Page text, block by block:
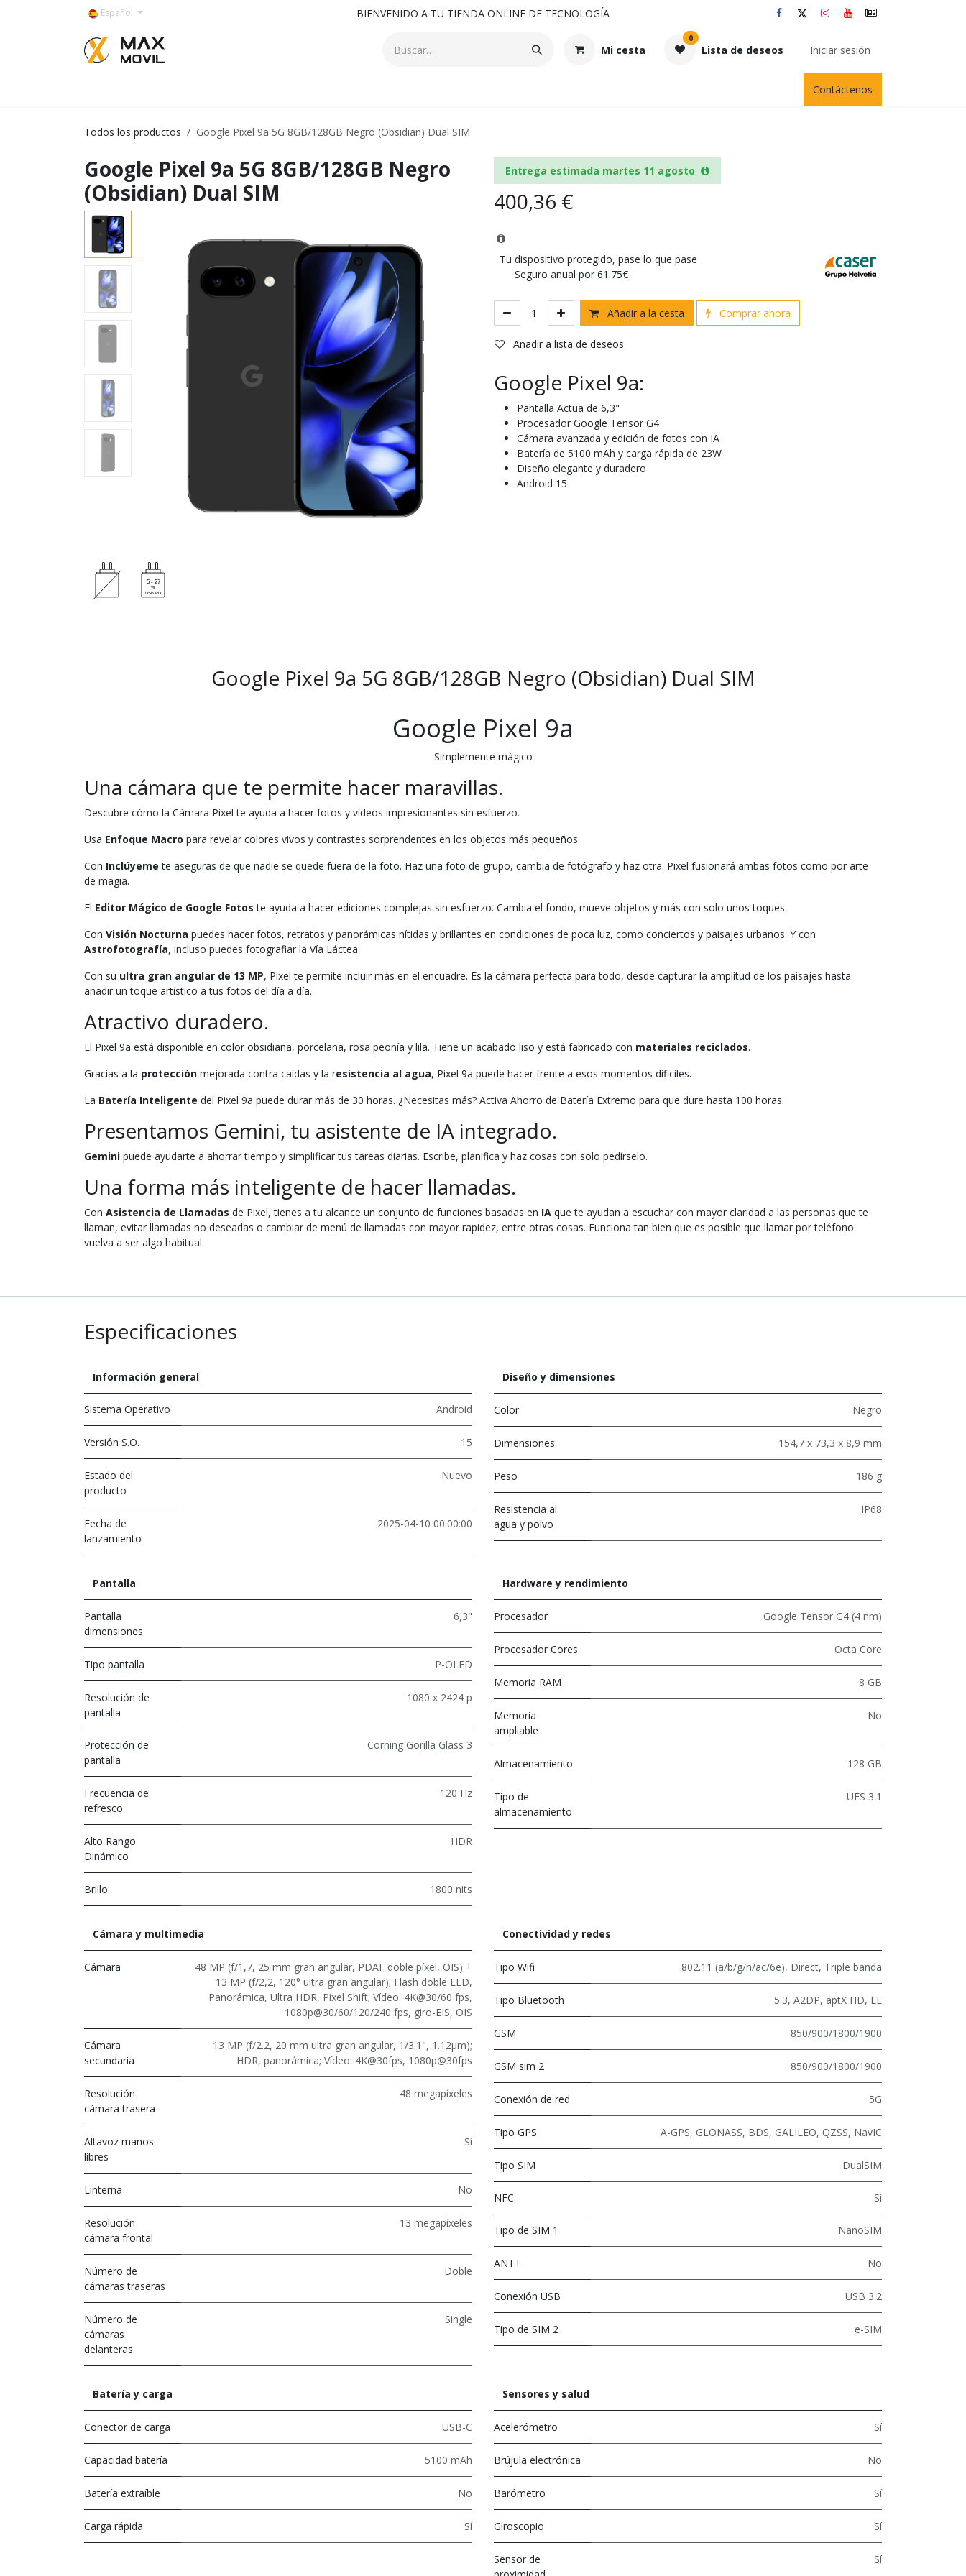
Español BIENVENIDO A TU TIENDA ONLINE DE TECNOLOGÍA
Mi cesta
0
Lista de deseos Iniciar sesión
Contáctenos
Todos los productos Google Pixel 9a 5G 8GB/128GB Negro (Obsidian) Dual SIM
Google Pixel 9a 5G 8GB/128GB Negro
(Obsidian) Dual SIM
Entrega estimada martes 11 agosto
400,36 €
Tu dispositivo protegido, pase lo que pase
Seguro anual por 61.75€
Añadir a la cesta Comprar ahora
Añadir a lista de deseos
Google Pixel 9a:
Pantalla Actua de 6,3"
Procesador Google Tensor G4
Cámara avanzada y edición de fotos con IA
Batería de 5100 mAh y carga rápida de 23W
Diseño elegante y duradero
Android 15
Google Pixel 9a 5G 8GB/128GB Negro (Obsidian) Dual SIM
Google Pixel 9a
Simplemente mágico
Una cámara que te permite hacer maravillas.
Descubre cómo la Cámara Pixel te ayuda a hacer fotos y vídeos impresionantes sin esfuerzo.
Usa Enfoque Macro para revelar colores vivos y contrastes sorprendentes en los objetos más pequeños
Con Inclúyeme te aseguras de que nadie se quede fuera de la foto. Haz una foto de grupo, cambia de fotógrafo y haz otra. Pixel fusionará ambas fotos como por arte
de magia.
El Editor Mágico de Google Fotos te ayuda a hacer ediciones complejas sin esfuerzo. Cambia el fondo, mueve objetos y más con solo unos toques.
Con Visión Nocturna puedes hacer fotos, retratos y panorámicas nítidas y brillantes en condiciones de poca luz, como conciertos y paisajes urbanos. Y con
Astrofotografía, incluso puedes fotografiar la Vía Láctea.
Con su ultra gran angular de 13 MP, Pixel te permite incluir más en el encuadre. Es la cámara perfecta para todo, desde capturar la amplitud de los paisajes hasta
añadir un toque artístico a tus fotos del día a día.
Atractivo duradero.
El Pixel 9a está disponible en color obsidiana, porcelana, rosa peonía y lila. Tiene un acabado liso y está fabricado con materiales reciclados.
Gracias a la protección mejorada contra caídas y la resistencia al agua, Pixel 9a puede hacer frente a esos momentos dificiles.
La Batería Inteligente del Pixel 9a puede durar más de 30 horas. ¿Necesitas más? Activa Ahorro de Batería Extremo para que dure hasta 100 horas.
Presentamos Gemini, tu asistente de IA integrado.
Gemini puede ayudarte a ahorrar tiempo y simplificar tus tareas diarias. Escribe, planifica y haz cosas con solo pedírselo.
Una forma más inteligente de hacer llamadas.
Con Asistencia de Llamadas de Pixel, tienes a tu alcance un conjunto de funciones basadas en IA que te ayudan a escuchar con mayor claridad a las personas que te
llaman, evitar llamadas no deseadas o cambiar de menú de llamadas con mayor rapidez, entre otras cosas. Funciona tan bien que es posible que llamar por teléfono
vuelva a ser algo habitual.
Especificaciones
Información general
Sistema Operativo Android
Versión S.O. 15
Estado del
producto
Nuevo
Fecha de
lanzamiento
2025-04-10 00:00:00
Diseño y dimensiones
Color Negro
Dimensiones 154,7 x 73,3 x 8,9 mm
Peso 186 g
Resistencia al
agua y polvo
IP68
Pantalla
Pantalla
dimensiones
6,3"
Tipo pantalla P-OLED
Resolución de
pantalla
1080 x 2424 p
Protección de
pantalla
Corning Gorilla Glass 3
Frecuencia de
refresco
120 Hz
Alto Rango
Dinámico
HDR
Brillo 1800 nits
Hardware y rendimiento
Procesador Google Tensor G4 (4 nm)
Procesador Cores Octa Core
Memoria RAM 8 GB
Memoria
ampliable
No
Almacenamiento 128 GB
Tipo de
almacenamiento
UFS 3.1
Cámara y multimedia
Cámara
48 MP (f/1,7, 25 mm gran angular, PDAF doble píxel, OIS) +
13 MP (f/2,2, 120° ultra gran angular); Flash doble LED,
Panorámica, Ultra HDR, Pixel Shift; Vídeo: 4K@30/60 fps,
1080p@30/60/120/240 fps, giro-EIS, OIS
Cámara
secundaria
13 MP (f/2.2, 20 mm ultra gran angular, 1/3.1", 1.12μm);
HDR, panorámica; Vídeo: 4K@30fps, 1080p@30fps
Resolución
cámara trasera
48 megapíxeles
Altavoz manos
libres
Sí
Linterna No
Resolución
cámara frontal
13 megapíxeles
Número de
cámaras traseras
Doble
Número de
cámaras
delanteras
Single
Conectividad y redes
Tipo Wifi 802.11 (a/b/g/n/ac/6e), Direct, Triple banda
Tipo Bluetooth 5.3, A2DP, aptX HD, LE
GSM 850/900/1800/1900
GSM sim 2 850/900/1800/1900
Conexión de red 5G
Tipo GPS A-GPS, GLONASS, BDS, GALILEO, QZSS, NavIC
Tipo SIM DualSIM
NFC Sí
Tipo de SIM 1 NanoSIM
ANT+ No
Conexión USB USB 3.2
Tipo de SIM 2 e-SIM
Batería y carga
Conector de carga USB-C
Capacidad batería 5100 mAh
Batería extraíble No
Carga rápida Sí
Sensores y salud
Acelerómetro Sí
Brújula electrónica No
Barómetro Sí
Giroscopio Sí
Sensor de
Sí